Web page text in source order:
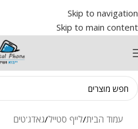
Skip to navigation
Skip to main content
עמוד הבית/לייף סטייל/גאדג'טים